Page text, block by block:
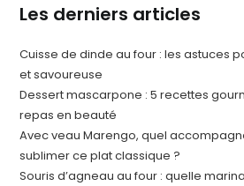
Les derniers articles
Cuisse de dinde au four : les astuces
et savoureuse
Dessert mascarpone : 5 recettes
repas en beauté
Avec veau Marengo, quel
sublimer ce plat classique ?
Souris d’agneau au four : quelle